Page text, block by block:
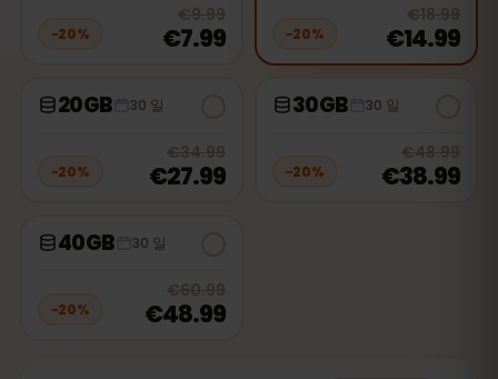
−20%
20 , now€7.99
€9.99
€7.99 −20%
€18.99
€14.99
20GB 30 일
−20%
20 , now
€34.99
€27.99
30GB 30 일
−20%
€48.99
€38.99
40GB 30 일
−20%
20
€60.99
€48.99